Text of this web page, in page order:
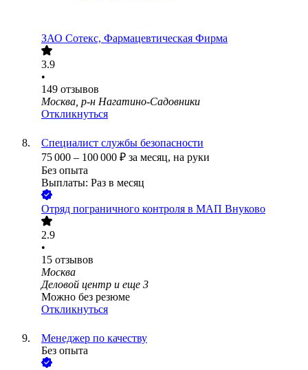
ЗАО Сотекс, Фармацевтическая Фирма
3.9
•
149 отзывов
Москва, р-н Нагатино-Садовники
Откликнуться
Специалист службы безопасности
75 000 – 100 000 ₽ за месяц, на руки
Без опыта
Выплаты: Раз в месяц
Отряд пограничного контроля в МАП Внуково
2.9
•
15 отзывов
Москва
Деловой центр и еще 3
Можно без резюме
Откликнуться
Менеджер по качеству
Без опыта